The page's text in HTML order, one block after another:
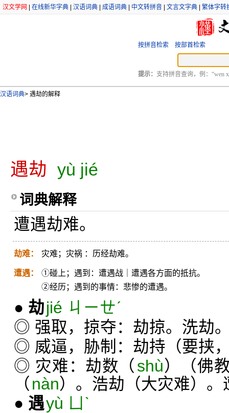
汉文学网 在线新华字典 汉语词典 成语词典 中文转拼音 文言文字典 繁体字转
按拼音检索 按部首检索
提示： 支持拼音查询，例：“wen
汉语词典> 遇劫的解释
遇劫 yù jié
词典解释
遭遇劫难。
劫难： 灾难；灾祸 ：历经劫难。
遭遇：
①碰上；遇到：遭遇战｜遭遇各方面的抵抗。
②经历；遇到的事情：悲惨的遭遇。
● 劫jié ㄐㄧㄝˊ
◎ 强取，掠夺：劫掠。洗劫
◎ 威逼，胁制：劫持（要挟
◎ 灾难：劫数（ shù）（佛
（ nàn）。浩劫（大灾难）
● 遇yù ㄩˋ